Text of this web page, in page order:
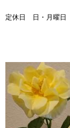
定休日 日・月曜日